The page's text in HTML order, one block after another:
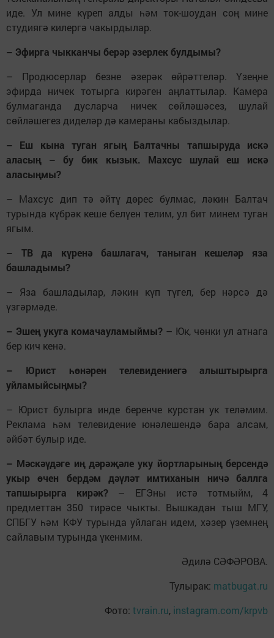
иде. Ул мине күреп алды һәм ток-шоудан соң мине
студиягә килергә чакырдылар.
– Эфирга чыкканчы берәр әзерлек булдымы?
– Продюсерлар безне әзерәк өйрәттеләр. Үзеңне
эфирда ничек тотырга кирәген аңлаттылар. Камера
булмаганда дусларча ничек сөйләшәсез, шулай
сөйләшегез диделәр дә камераны кабыздылар.
– Еш кына туган ягың Балтачны тапшыруда искә
аласың – бу бик кызык. Махсус шулай еш искә
аласыңмы?
– Махсус дип тә әйтү дөрес булмас, ләкин Балтач
турында күбрәк кеше белүен телим, ул бит минем туган
ягым.
– ТВ да күренә башлагач, таныган кешеләр яза
башладымы?
– Яза башладылар, ләкин күп түгел, бер нәрсә дә
үзгәрмәде.
– Эшең укуга комачауламыймы? – Юк, чөнки ул атнага
бер кич кенә.
– Юрист һөнәрен телевидениегә алыштырырга
уйламыйсыңмы?
– Юрист булырга инде беренче курстан ук теләмим.
Реклама һәм телевидение юнәлешендә бара алсам,
әйбәт булыр иде.
– Мәскәүдәге иң дәрәҗәле уку йортларының берсендә
укыр өчен бердәм дәүләт имтиханын ничә баллга
тапшырырга кирәк? – ЕГЭны истә тотмыйм, 4
предметтан 350 тирәсе чыкты. Вышкадан тыш МГУ,
СПБГУ һәм КФУ турында уйлаган идем, хәзер үземнең
сайлавым турында үкенмим.
Әдилә СӘФӘРОВА.
Тулырак: matbugat.ru
Фото: tvrain.ru, instagram.com/krpvb